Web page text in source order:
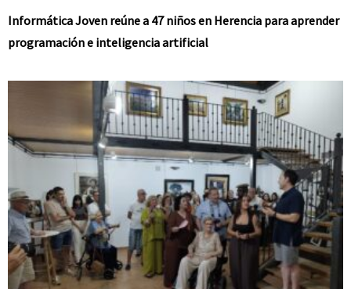
Informática Joven reúne a 47 niños en Herencia para aprender
programación e inteligencia artificial